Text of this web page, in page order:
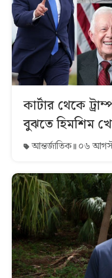
কার্টার থেকে
বুঝতে হিমশিম
আন্তর্জাতিক ০৬